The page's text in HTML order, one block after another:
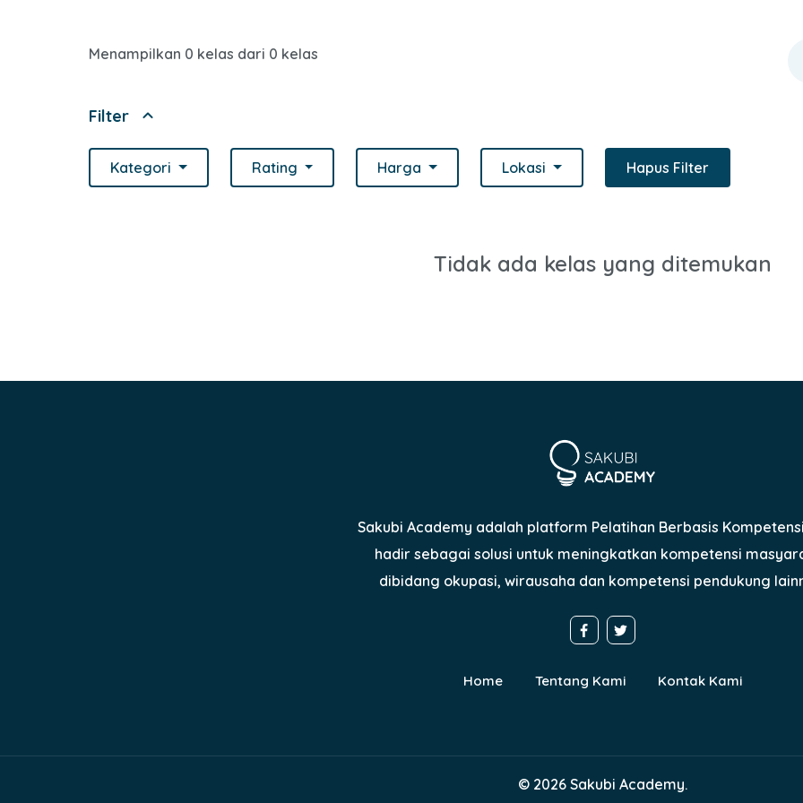
Menampilkan 0 kelas dari 0 kelas
Filter expand_less
Kategori Rating Harga Lokasi Hapus Filter
Tidak ada kelas yang ditemukan
Sakubi Academy adalah platform Pelatihan Berbasis
hadir sebagai solusi untuk meningkatkan kompetensi
dibidang okupasi, wirausaha dan kompetensi pendukung
Home Tentang Kami Kontak Kami
© 2026 Sakubi Academy.